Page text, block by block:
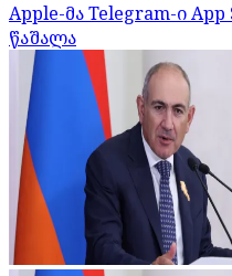
Apple-მა Telegram-ი
წაშალა